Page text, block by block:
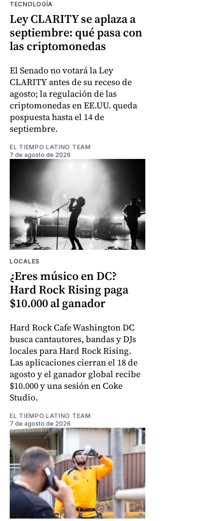
TECNOLOGÍA
Ley CLARITY se aplaza a
septiembre: qué pasa con
las criptomonedas
El Senado no votará la Ley
CLARITY antes de su receso de
agosto; la regulación de las
criptomonedas en EE.UU. queda
pospuesta hasta el 14 de
septiembre.
EL TIEMPO LATINO TEAM
7 de agosto de 2026
LOCALES
¿Eres músico en DC?
Hard Rock Rising paga
$10.000 al ganador
Hard Rock Cafe Washington DC
busca cantautores, bandas y DJs
locales para Hard Rock Rising.
Las aplicaciones cierran el 18 de
agosto y el ganador global recibe
$10.000 y una sesión en Coke
Studio.
EL TIEMPO LATINO TEAM
7 de agosto de 2026